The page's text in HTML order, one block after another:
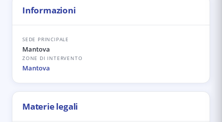
Informazioni
SEDE PRINCIPALE
Mantova
ZONE DI INTERVENTO
Mantova
Materie legali